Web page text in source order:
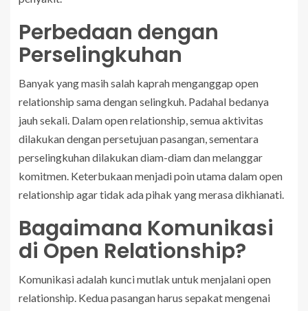
Perbedaan dengan
Perselingkuhan
Banyak yang masih salah kaprah menganggap open
relationship sama dengan selingkuh. Padahal bedanya
jauh sekali. Dalam open relationship, semua aktivitas
dilakukan dengan persetujuan pasangan, sementara
perselingkuhan dilakukan diam-diam dan melanggar
komitmen. Keterbukaan menjadi poin utama dalam open
relationship agar tidak ada pihak yang merasa dikhianati.
Bagaimana Komunikasi
di Open Relationship?
Komunikasi adalah kunci mutlak untuk menjalani open
relationship. Kedua pasangan harus sepakat mengenai